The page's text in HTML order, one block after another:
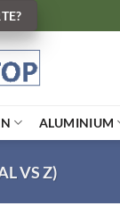
ALUMINIUM
VS Z)